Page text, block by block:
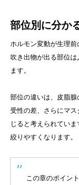
部位別に分か
ホルモン変動が生理
吹き出物が出る部位
ます。
部位の違いは、皮脂
受性の差、さらにマ
じると考えられてい
絞りやすくなります。
この章のポイント